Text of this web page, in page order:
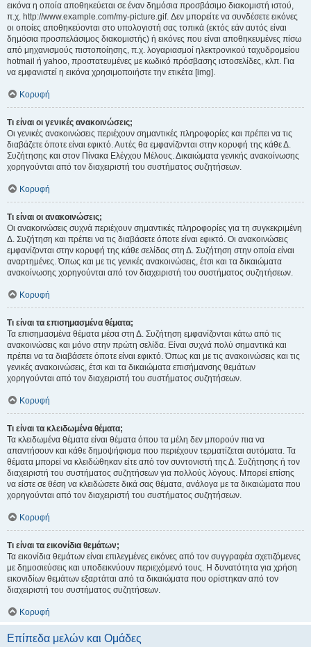
εικόνα η οποία αποθηκεύεται σε έναν δημόσια προσβάσιμο διακομιστή ιστού,
π.χ. http://www.example.com/my-picture.gif. Δεν μπορείτε να συνδέσετε εικόνες
οι οποίες αποθηκεύονται στο υπολογιστή σας τοπικά (εκτός εάν αυτός είναι
δημόσια προσπελάσιμος διακομιστής) ή εικόνες που είναι αποθηκευμένες πίσω
από μηχανισμούς πιστοποίησης, π.χ. λογαριασμοί ηλεκτρονικού ταχυδρομείου
hotmail ή yahoo, προστατευμένες με κωδικό πρόσβασης ιστοσελίδες, κλπ. Για
να εμφανιστεί η εικόνα χρησιμοποιήστε την ετικέτα [img].
Κορυφή
Τι είναι οι γενικές ανακοινώσεις;
Οι γενικές ανακοινώσεις περιέχουν σημαντικές πληροφορίες και πρέπει να τις
διαβάζετε όποτε είναι εφικτό. Αυτές θα εμφανίζονται στην κορυφή της κάθε Δ.
Συζήτησης και στον Πίνακα Ελέγχου Μέλους. Δικαιώματα γενικής ανακοίνωσης
χορηγούνται από τον διαχειριστή του συστήματος συζητήσεων.
Κορυφή
Τι είναι οι ανακοινώσεις;
Οι ανακοινώσεις συχνά περιέχουν σημαντικές πληροφορίες για τη συγκεκριμένη
Δ. Συζήτηση και πρέπει να τις διαβάσετε όποτε είναι εφικτό. Οι ανακοινώσεις
εμφανίζονται στην κορυφή της κάθε σελίδας στη Δ. Συζήτηση στην οποία είναι
αναρτημένες. Όπως και με τις γενικές ανακοινώσεις, έτσι και τα δικαιώματα
ανακοίνωσης χορηγούνται από τον διαχειριστή του συστήματος συζητήσεων.
Κορυφή
Τι είναι τα επισημασμένα θέματα;
Τα επισημασμένα θέματα μέσα στη Δ. Συζήτηση εμφανίζονται κάτω από τις
ανακοινώσεις και μόνο στην πρώτη σελίδα. Είναι συχνά πολύ σημαντικά και
πρέπει να τα διαβάσετε όποτε είναι εφικτό. Όπως και με τις ανακοινώσεις και τις
γενικές ανακοινώσεις, έτσι και τα δικαιώματα επισήμανσης θεμάτων
χορηγούνται από τον διαχειριστή του συστήματος συζητήσεων.
Κορυφή
Τι είναι τα κλειδωμένα θέματα;
Τα κλειδωμένα θέματα είναι θέματα όπου τα μέλη δεν μπορούν πια να
απαντήσουν και κάθε δημοψήφισμα που περιέχουν τερματίζεται αυτόματα. Τα
θέματα μπορεί να κλειδώθηκαν είτε από τον συντονιστή της Δ. Συζήτησης ή τον
διαχειριστή του συστήματος συζητήσεων για πολλούς λόγους. Μπορεί επίσης
να είστε σε θέση να κλειδώσετε δικά σας θέματα, ανάλογα με τα δικαιώματα που
χορηγούνται από τον διαχειριστή του συστήματος συζητήσεων.
Κορυφή
Τι είναι τα εικονίδια θεμάτων;
Τα εικονίδια θεμάτων είναι επιλεγμένες εικόνες από τον συγγραφέα σχετιζόμενες
με δημοσιεύσεις και υποδεικνύουν περιεχόμενό τους. Η δυνατότητα για χρήση
εικονιδίων θεμάτων εξαρτάται από τα δικαιώματα που ορίστηκαν από τον
διαχειριστή του συστήματος συζητήσεων.
Κορυφή
Επίπεδα μελών και Ομάδες